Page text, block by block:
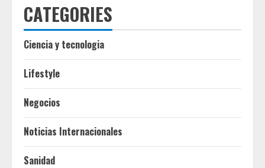
CATEGORIES
Ciencia y tecnologia
Lifestyle
Negocios
Noticias Internacionales
Sanidad